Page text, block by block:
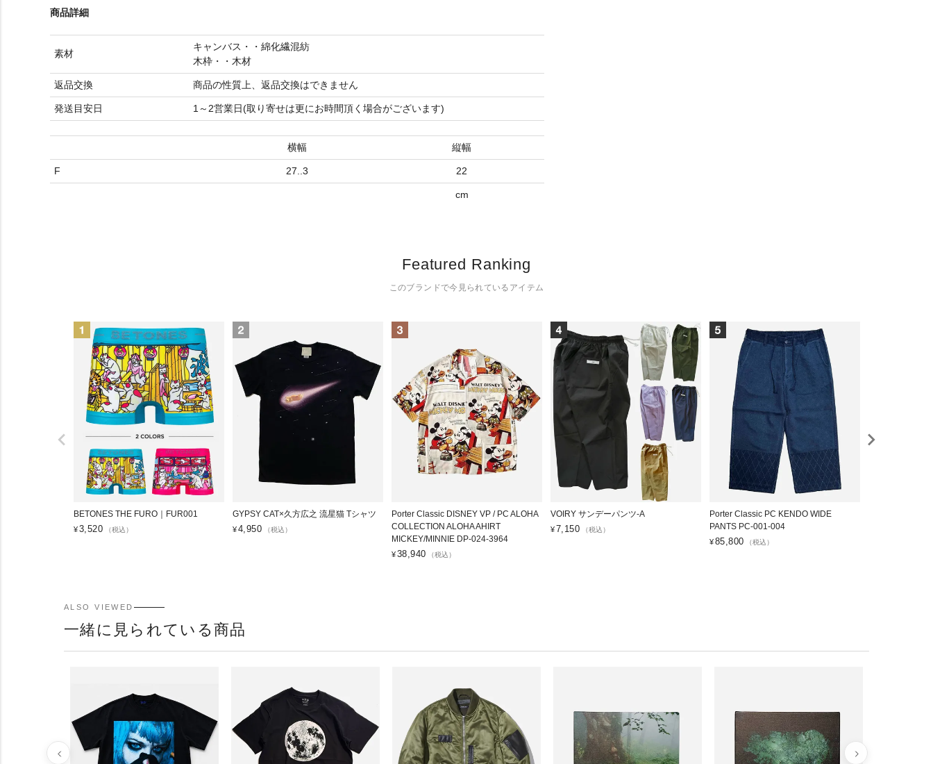
商品詳細
素材
キャンバス・・綿化繊混紡
木枠・・木材
返品交換 商品の性質上、返品交換はできません
発送目安日 1～2営業日(取り寄せは更にお時間頂く場合がございます)
横幅 縦幅
F 27..3 22
cm
Featured Ranking
このブランドで今見られているアイテム
BETONES THE FURO｜FUR001
¥3,520 （税込）
GYPSY CAT×久方広之 流星猫 Tシャツ
¥4,950 （税込）
Porter Classic DISNEY VP / PC ALOHA
COLLECTION ALOHA AHIRT
MICKEY/MINNIE DP-024-3964
¥38,940 （税込）
VOIRY サンデーパンツ-A
¥7,150 （税込）
Porter Classic PC KENDO WIDE
PANTS PC-001-004
¥85,800 （税込）
ALSO VIEWED
一緒に見られている商品